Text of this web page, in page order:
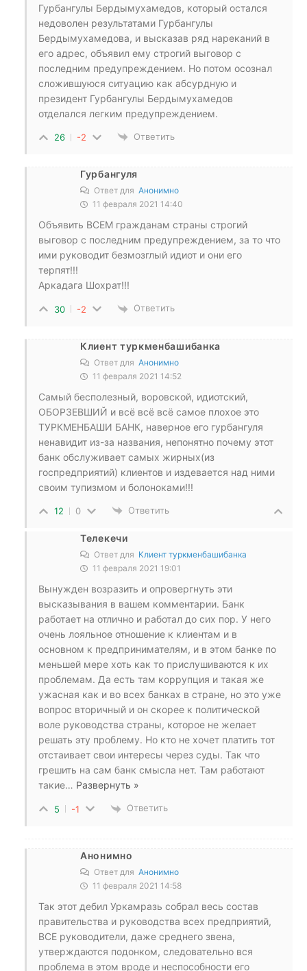
Гурбангулы Бердымухамедов, который остался
недоволен результатами Гурбангулы
Бердымухамедова, и высказав ряд нареканий в
его адрес, объявил ему строгий выговор с
последним предупреждением. Но потом осознал
сложившуюся ситуацию как абсурдную и
президент Гурбангулы Бердымухамедов
отделался легким предупреждением.
26 -2 Ответить
Гурбангуля
Ответ для Анонимно
11 февраля 2021 14:40
Объявить ВСЕМ гражданам страны строгий
выговор с последним предупреждением, за то что
ими руководит безмозглый идиот и они его
терпят!!!
Аркадага Шохрат!!!
30 -2 Ответить
Клиент туркменбашибанка
Ответ для Анонимно
11 февраля 2021 14:52
Самый бесполезный, воровской, идиотский,
ОБОРЗЕВШИЙ и всё всё всё самое плохое это
ТУРКМЕНБАШИ БАНК, наверное его гурбангуля
ненавидит из-за названия, непонятно почему этот
банк обслуживает самых жирных(из
госпредприятий) клиентов и издевается над ними
своим тупизмом и болоноками!!!
12 0 Ответить
Телекечи
Ответ для Клиент туркменбашибанка
11 февраля 2021 19:01
Вынужден возразить и опровергнуть эти
высказывания в вашем комментарии. Банк
работает на отлично и работал до сих пор. У него
очень лояльное отношение к клиентам и в
основном к предпринимателям, и в этом банке по
меньшей мере хоть как то прислушиваются к их
проблемам. Да есть там коррупция и такая же
ужасная как и во всех банках в стране, но это уже
вопрос вторичный и он скорее к политической
воле руководства страны, которое не желает
решать эту проблему. Но кто не хочет платить тот
отстаивает свои интересы через суды. Так что
грешить на сам банк смысла нет. Там работают
такие… Развернуть »
5 -1 Ответить
Анонимно
Ответ для Анонимно
11 февраля 2021 14:58
Так этот дебил Уркамразь собрал весь состав
правительства и руководства всех предприятий,
ВСЕ руководители, даже среднего звена,
утверждаются подонком, следовательно вся
проблема в этом вроде и неспособности его